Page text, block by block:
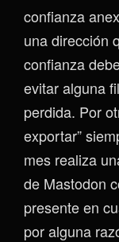
confianza
una dirección
confianza
evitar alguna
perdida. Por
exportar”
mes realiza
de Mastodon
presente en
por alguna